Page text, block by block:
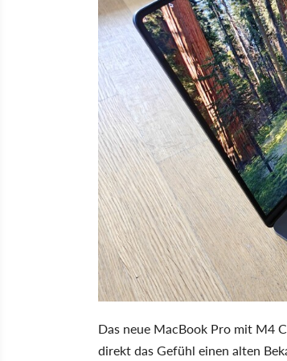
Das neue MacBook Pro mit M4
direkt das Gefühl einen alten